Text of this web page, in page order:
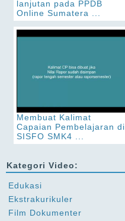
lanjutan pada PPDB
Online Sumatera ...
Membuat Kalimat
Capaian Pembelajaran di
SISFO SMK4 ...
Kategori Video:
Edukasi
Ekstrakurikuler
Film Dokumenter